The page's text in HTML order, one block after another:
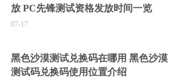
放 PC先锋测试资格发放时间一览
07-17
黑色沙漠测试兑换码在哪用 黑色沙漠
测试码兑换码使用位置介绍